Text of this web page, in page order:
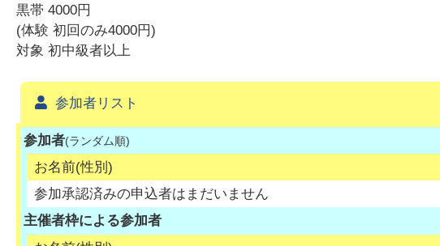
黒帯 4000円
(体験 初回のみ4000円)
対象 初中級者以上
参加者リスト
参加者(ランダム順)
お名前(性別)
参加承認済みの申込者はまだいません
主催者枠による参加者